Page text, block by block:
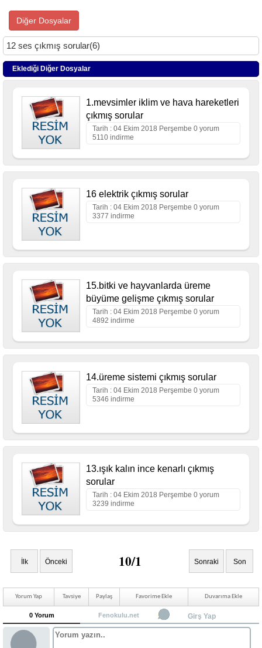
Diğer Dosyalar
12 ses çıkmış sorular(6)
Eklediği Diğer Dosyalar
1.mevsimler iklim ve hava hareketleri
çıkmış sorular
Tarih : 04 Ekim 2018 Perşembe 0 yorum
5110 indirme
16 elektrik çıkmış sorular
Tarih : 04 Ekim 2018 Perşembe 0 yorum
3377 indirme
15.bitki ve hayvanlarda üreme
büyüme gelişme çıkmış sorular
Tarih : 04 Ekim 2018 Perşembe 0 yorum
4892 indirme
14.üreme sistemi çıkmış sorular
Tarih : 04 Ekim 2018 Perşembe 0 yorum
5346 indirme
13.ışık kalın ince kenarlı çıkmış
sorular
Tarih : 04 Ekim 2018 Perşembe 0 yorum
3239 indirme
İlk Önceki 10/1 Sonraki Son
Yorum Yap Tavsiye Paylaş Favorime Ekle Duvarıma Ekle
0 Yorum Fenokulu.net Girş Yap